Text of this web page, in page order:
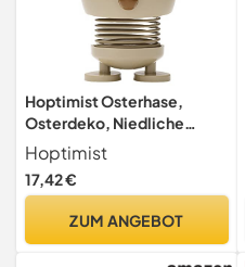
Hoptimist Osterhase,
Osterdeko, Niedliche
Tischdeko zu Ostern, Kleine
Ostergeschenke
Erwachsene, Frühlingsdeko
Hoptimist
17,42 €
ZUM ANGEBOT